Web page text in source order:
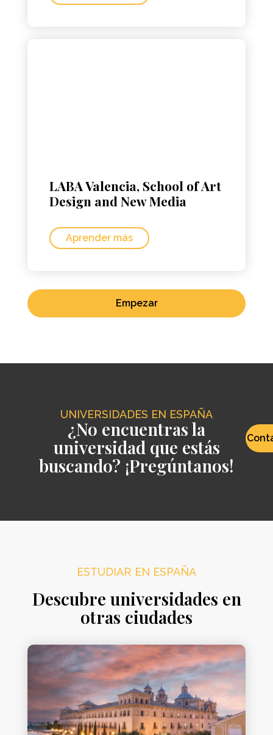
LABA Valencia, School of Art
Design and New Media
Aprender más
Empezar
UNIVERSIDADES EN ESPAÑA
¿No encuentras la
universidad que estás
buscando? ¡Pregúntanos!
ESTUDIAR EN ESPAÑA
Descubre universidades en
otras ciudades